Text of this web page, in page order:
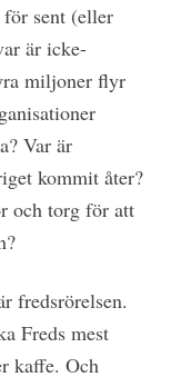
för sent (eller
är icke-
miljoner flyr
Var är
kommit åter?
och torg för att
fredsrörelsen.
Freds mest
kaffe. Och